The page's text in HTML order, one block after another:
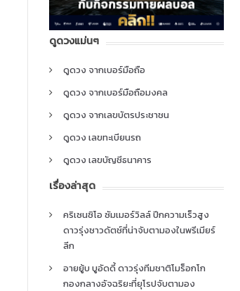
ดูดวงแม่นๆ
ดูดวง จากเบอร์มือถือ
ดูดวง จากเบอร์มือถือมงคล
ดูดวง จากเลขบัตรประชาชน
ดูดวง เลขทะเบียนรถ
ดูดวง เลขบัญชีธนาคาร
เรื่องล่าสุด
คริเซนซิโอ ซัมเมอร์วิลล์ ปีกความเร็วสูง
ดาวรุ่งชาวดัตช์ที่น่าจับตามองในพรีเมียร์
ลีก
อายยู้บ บูอัดดี้ ดาวรุ่งทีมชาติโมร็อกโก
กองกลางอัจฉริยะที่ยุโรปจับตามอง